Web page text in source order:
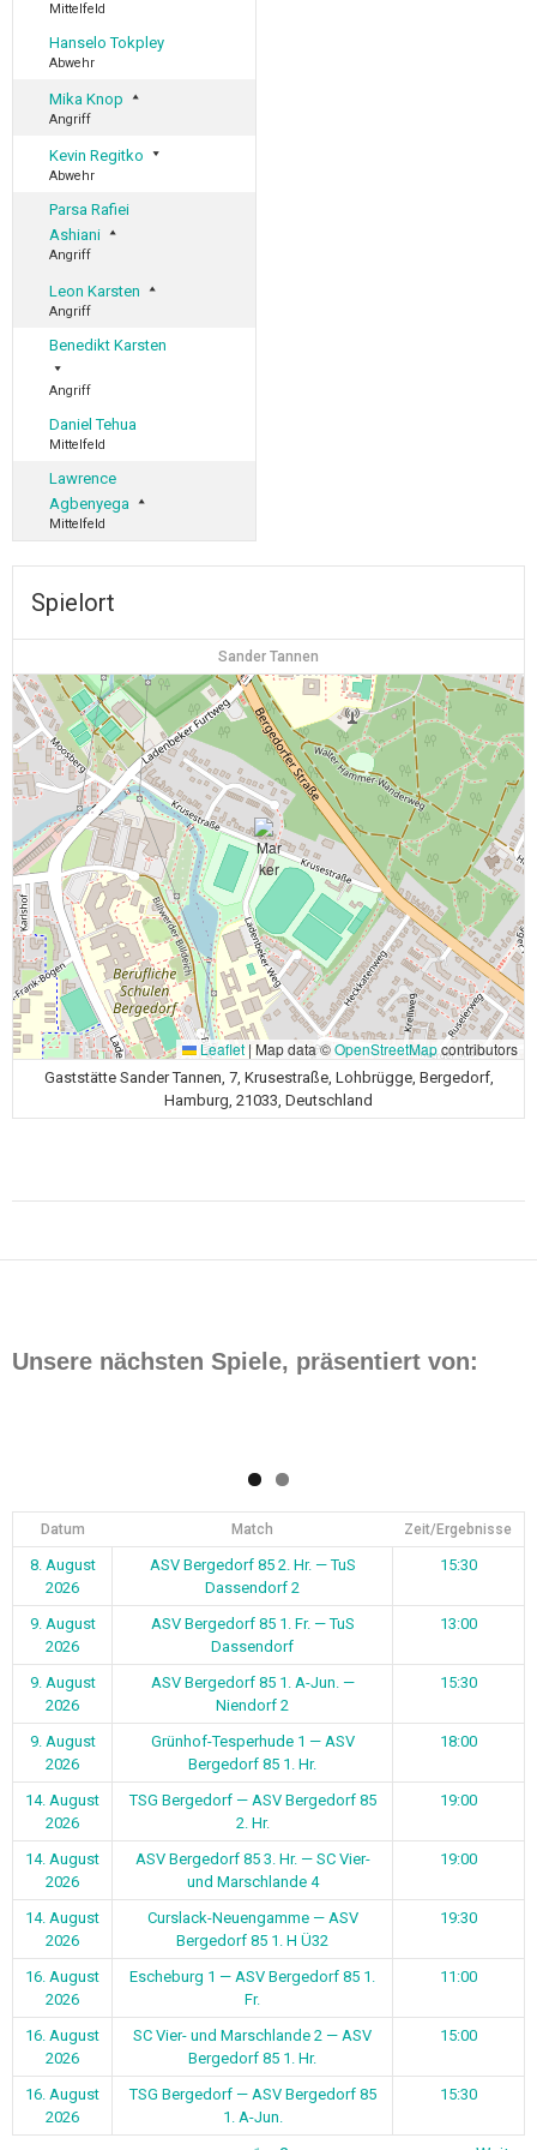
Mittelfeld
Hanselo Tokpley
Abwehr
Mika Knop
Angriff
Kevin Regitko
Abwehr
Parsa Rafiei
Ashiani
Angriff
Leon Karsten
Angriff
Benedikt Karsten
Angriff
Daniel Tehua
Mittelfeld
Lawrence
Agbenyega
Mittelfeld
Spielort
Sander Tannen
Leaflet | Map data ©OpenStreetMapcontributors
Gaststätte Sander Tannen, 7, Krusestraße, Lohbrügge, Bergedorf,
Hamburg, 21033, Deutschland
Unsere nächsten Spiele, präsentiert von:
Datum Match Zeit/Ergebnisse
8. August
2026
ASV Bergedorf 85 2. Hr. — TuS
Dassendorf 2
15:30
9. August
2026
ASV Bergedorf 85 1. Fr. — TuS
Dassendorf
13:00
9. August
2026
ASV Bergedorf 85 1. A-Jun. —
Niendorf 2
15:30
9. August
2026
Grünhof-Tesperhude 1 — ASV
Bergedorf 85 1. Hr.
18:00
14. August
2026
TSG Bergedorf — ASV Bergedorf 85
2. Hr.
19:00
14. August
2026
ASV Bergedorf 85 3. Hr. — SC Vier-
und Marschlande 4
19:00
14. August
2026
Curslack-Neuengamme — ASV
Bergedorf 85 1. H Ü32
19:30
16. August
2026
Escheburg 1 — ASV Bergedorf 85 1.
Fr.
11:00
16. August
2026
SC Vier- und Marschlande 2 — ASV
Bergedorf 85 1. Hr.
15:00
16. August
2026
TSG Bergedorf — ASV Bergedorf 85
1. A-Jun.
15:30